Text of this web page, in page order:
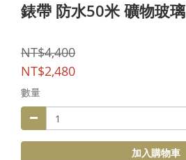
錶帶 防水50米 礦物玻璃
NT$4,400
NT$2,480
數量
加入購物車